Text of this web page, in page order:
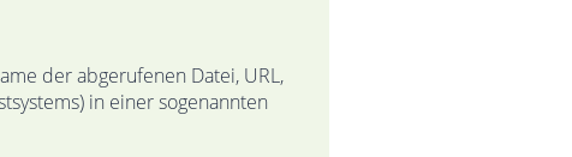
der abgerufenen Datei, URL,
in einer sogenannten